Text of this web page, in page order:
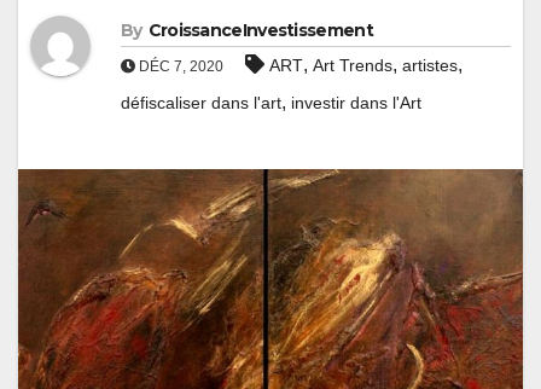
By CroissanceInvestissement
DÉC 7, 2020 ART, Art Trends, artistes,
défiscaliser dans l'art, investir dans l'Art